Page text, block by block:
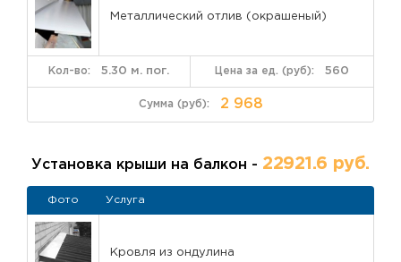
Металлический отлив (окрашеный)
560
5.30 м. пог.
2 968
Установка крыши на балкон - 22921.6 руб.
Фото Услуга
Кровля из ондулина